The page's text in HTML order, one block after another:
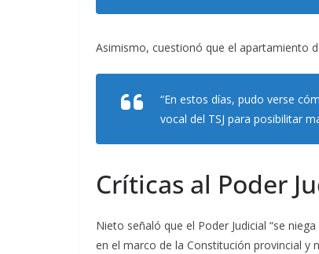
Asimismo, cuestionó que el apartamiento
“En estos días, pudo verse
vocal del TSJ para posibilitar
Críticas al Poder
Nieto señaló que el Poder Judicial “se
en el marco de la Constitución provincial y